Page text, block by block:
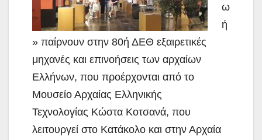
ω
ή
» παίρνουν στην 80ή ΔΕΘ εξαιρετικές
μηχανές και επινοήσεις των αρχαίων
Ελλήνων, που προέρχονται από το
Μουσείο Αρχαίας Ελληνικής
Τεχνολογίας Κώστα Κοτσανά, που
λειτουργεί στο Κατάκολο και στην Αρχαία